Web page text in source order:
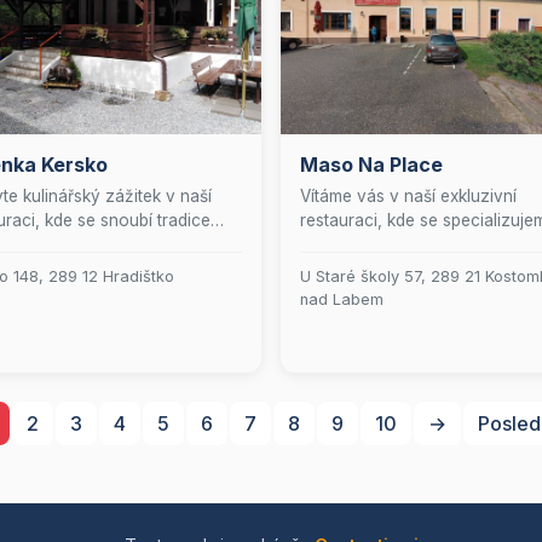
Kersko
kulinářský zážitek v naší
kde se snoubí tradice
Nabízíme pečlivě
která skvěle doplní vaše
148, 289 12 Hradištko
Maso Na Place
Vítáme vás v naší exkluzivní
restauraci, kde se
potěší i ty nejnáročnější
Naše menu je obohaceno o
služby, které přinesou naše
výjimečných společenských
U Staré školy 57, 289 21
nad Labem
2 3 4 5 6 7 8 9 10 →